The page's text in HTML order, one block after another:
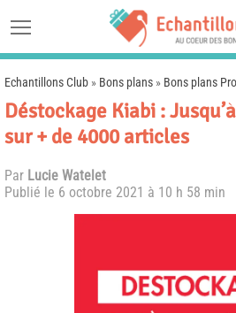
Echantillons Club » Bons plans » Bons plans
Déstockage Kiabi :
sur + de 4000 articles
Par Lucie Watelet
Publié le 6 octobre 2021 à 10 h 58 min